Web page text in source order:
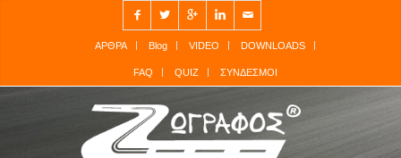
    ✉
ΑΡΘΡΑ Blog VIDEO DOWNLOADS
FAQ QUIZ ΣΥΝΔΕΣΜΟΙ